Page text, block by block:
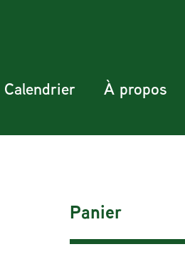
Calendrier À propos
Panier